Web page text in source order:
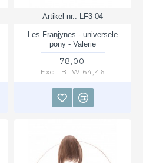
Artikel nr.: LF3-04
Les Franjynes - universele
pony - Valerie
78,00
Excl. BTW:64,46